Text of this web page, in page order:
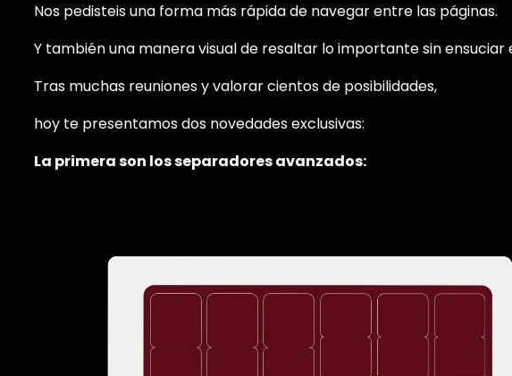
Nos pedisteis una forma más rápida de navegar entre las páginas.
Y también una manera visual de resaltar lo importante sin ensuciar
Tras muchas reuniones y valorar cientos de posibilidades,
hoy te presentamos dos novedades exclusivas:
La primera son los separadores avanzados: